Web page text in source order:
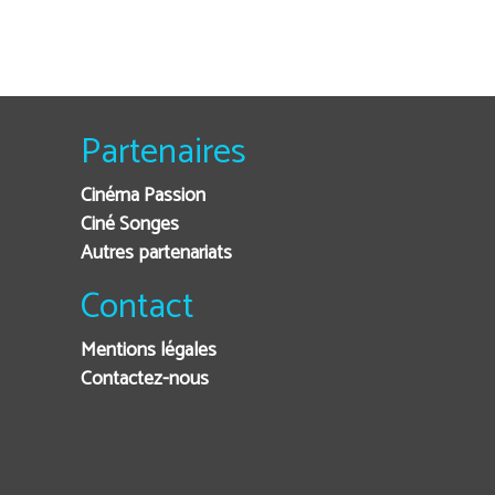
Partenaires
Cinéma Passion
Ciné Songes
Autres partenariats
Contact
Mentions légales
Contactez-nous